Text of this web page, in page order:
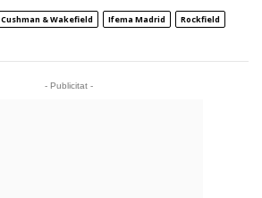
Cushman & Wakefield Ifema Madrid
Rockfield
- Publicitat -